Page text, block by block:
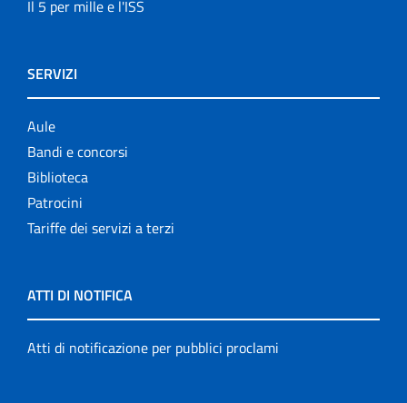
Il 5 per mille e l'ISS
SERVIZI
Aule
Bandi e concorsi
Biblioteca
Patrocini
Tariffe dei servizi a terzi
ATTI DI NOTIFICA
Atti di notificazione per pubblici proclami